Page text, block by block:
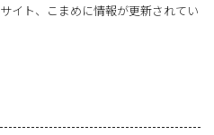
イト、こまめに情報が更新されてい